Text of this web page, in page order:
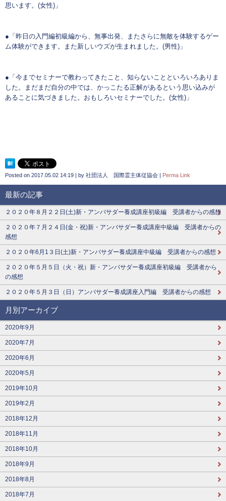
思います。(女性)」
●「昨日の入門編初級編から、無事出発、またさらに無敵を体験するゲー
ム体験ができます。また新しいウズが生まれました。(男性)」
●「今までセミナーで教わってきたこと、知らないことといろいろありま
した。まだまだ自分の中では、かっこたる正解があるという思い込みが
あることに気づきました。おもしろいセミナーでした。(女性)」
Posted on 2017.05.02 14:19 by 社団法人 国際霊主体従協会 Perma Link
最新の記事
２０２０年８月２２日(土)新・アンバサダー養成講座初級編 受講者からの感想
２０２０年７月２４日(金・祝)新・アンバサダー養成講座中級編 受講者からの
感想
２０２０年6月1３日(土)新・アンバサダー養成講座中級編 受講者からの感想
２０２０年５月５日（火・祝）新・アンバサダー養成講座初級編 受講者から
の感想
２０２０年５月３日（日）アンバサダー養成講座入門編 受講者からの感想
月別アーカイブ
2020年9月
2020年7月
2020年6月
2020年5月
2019年10月
2019年2月
2018年12月
2018年11月
2018年10月
2018年9月
2018年8月
2018年7月